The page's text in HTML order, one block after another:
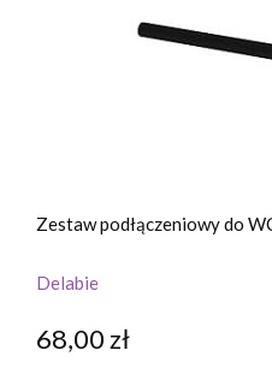
Zestaw podłączeniowy do
Delabie
68,00 zł